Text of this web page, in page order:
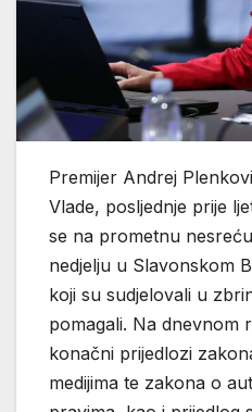
Premijer Andrej
Vlade, posljednje prije
se na prometnu
nedjelju u Slavonskom
koji su sudjelovali u
pomagali. Na dnevnom
konačni prijedlozi
medijima te zakona o